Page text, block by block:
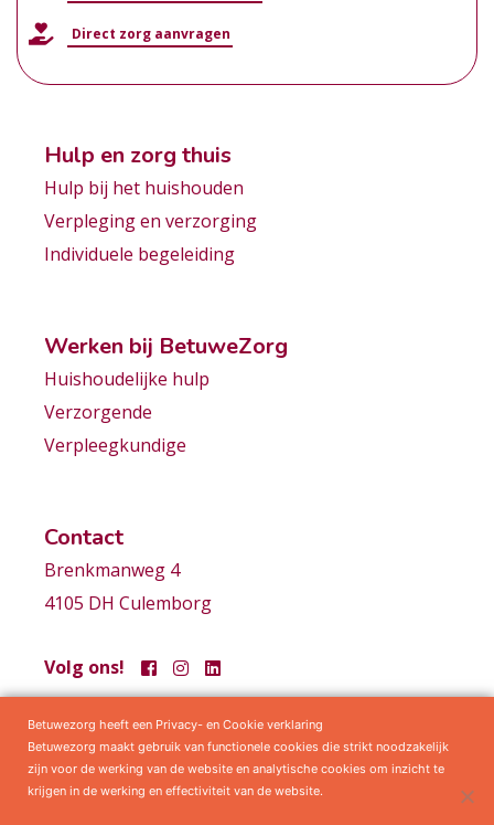
Direct zorg aanvragen
Hulp en zorg thuis
Hulp bij het huishouden
Verpleging en verzorging
Individuele begeleiding
Werken bij BetuweZorg
Huishoudelijke hulp
Verzorgende
Verpleegkundige
Contact
Brenkmanweg 4
4105 DH Culemborg
Volg ons!
Samenwerkingen Privacy statement Algemene voorwaarden
Betuwezorg heeft een Privacy- en Cookie verklaring
Betuwezorg maakt gebruik van functionele cookies die strikt noodzakelijk
zijn voor de werking van de website en analytische cookies om inzicht te
krijgen in de werking en effectiviteit van de website.